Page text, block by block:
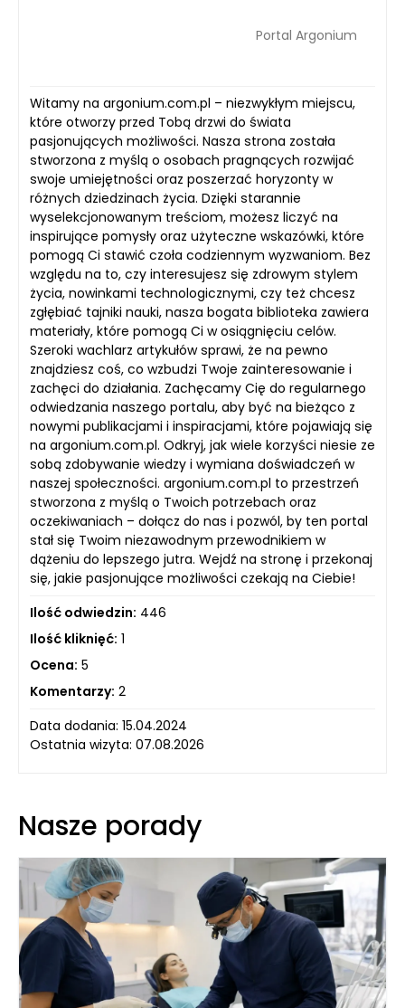
Portal Argonium
Witamy na argonium.com.pl – niezwykłym miejscu,
które otworzy przed Tobą drzwi do świata
pasjonujących możliwości. Nasza strona została
stworzona z myślą o osobach pragnących rozwijać
swoje umiejętności oraz poszerzać horyzonty w
różnych dziedzinach życia. Dzięki starannie
wyselekcjonowanym treściom, możesz liczyć na
inspirujące pomysły oraz użyteczne wskazówki, które
pomogą Ci stawić czoła codziennym wyzwaniom. Bez
względu na to, czy interesujesz się zdrowym stylem
życia, nowinkami technologicznymi, czy też chcesz
zgłębiać tajniki nauki, nasza bogata biblioteka zawiera
materiały, które pomogą Ci w osiągnięciu celów.
Szeroki wachlarz artykułów sprawi, że na pewno
znajdziesz coś, co wzbudzi Twoje zainteresowanie i
zachęci do działania. Zachęcamy Cię do regularnego
odwiedzania naszego portalu, aby być na bieżąco z
nowymi publikacjami i inspiracjami, które pojawiają się
na argonium.com.pl. Odkryj, jak wiele korzyści niesie ze
sobą zdobywanie wiedzy i wymiana doświadczeń w
naszej społeczności. argonium.com.pl to przestrzeń
stworzona z myślą o Twoich potrzebach oraz
oczekiwaniach – dołącz do nas i pozwól, by ten portal
stał się Twoim niezawodnym przewodnikiem w
dążeniu do lepszego jutra. Wejdź na stronę i przekonaj
się, jakie pasjonujące możliwości czekają na Ciebie!
Ilość odwiedzin: 446
Ilość kliknięć: 1
Ocena: 5
Komentarzy: 2
Data dodania: 15.04.2024
Ostatnia wizyta: 07.08.2026
Nasze porady